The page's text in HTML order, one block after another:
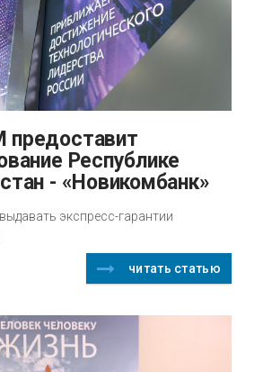
Республике
- «Новикомбанк»
экспресс-гарантии
читать статью